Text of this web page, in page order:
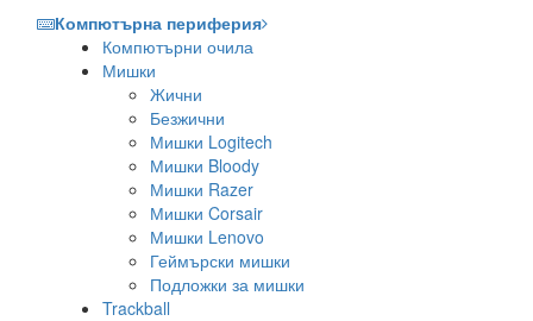
Компютърна периферия
Компютърни очила
Мишки
Жични
Безжични
Мишки Logitech
Мишки Bloody
Мишки Razer
Мишки Corsair
Мишки Lenovo
Геймърски мишки
Подложки за мишки
Trackball